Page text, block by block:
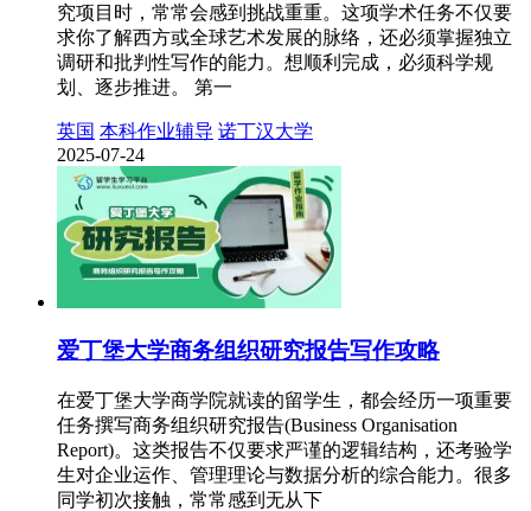
究项目时，常常会感到挑战重重。这项学术任务不仅要
求你了解西方或全球艺术发展的脉络，还必须掌握独立
调研和批判性写作的能力。想顺利完成，必须科学规
划、逐步推进。 第一
英国 本科作业辅导 诺丁汉大学
2025-07-24
爱丁堡大学商务组织研究报告写作攻略
在爱丁堡大学商学院就读的留学生，都会经历一项重要
任务撰写商务组织研究报告(Business Organisation
Report)。这类报告不仅要求严谨的逻辑结构，还考验学
生对企业运作、管理理论与数据分析的综合能力。很多
同学初次接触，常常感到无从下